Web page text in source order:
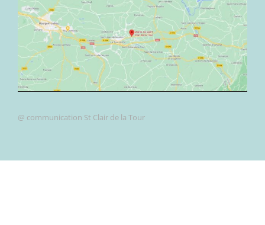
@ communication St Clair de la Tour